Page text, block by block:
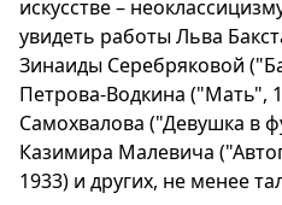
искусстве –
увидеть работы Льва
Зинаиды Серебряковой
Петрова-Водкина ("Мать",
Самохвалова ("Девушка в
Казимира Малевича
1933) и других, не менее